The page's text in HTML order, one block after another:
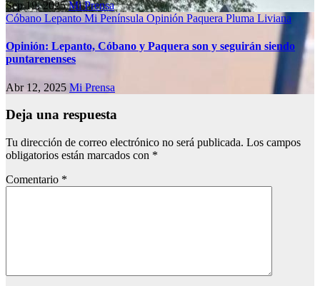
Sep 19, 2025Mi Prensa
Cóbano Lepanto Mi Península Opinión Paquera Pluma Liviana
Opinión: Lepanto, Cóbano y Paquera son y seguirán siendo
puntarenenses
Abr 12, 2025 Mi Prensa
Deja una respuesta
Tu dirección de correo electrónico no será publicada. Los campos
obligatorios están marcados con *
Comentario *